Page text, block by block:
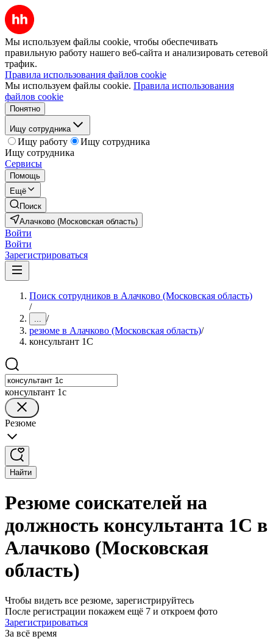
Мы используем файлы cookie, чтобы обеспечивать
правильную работу нашего веб-сайта и анализировать сетевой
трафик.
Правила использования файлов cookie
Мы используем файлы cookie. Правила использования
файлов cookie
Понятно
Ищу сотрудника
Ищу работу
Ищу сотрудника
Ищу сотрудника
Сервисы
Помощь
Ещё
Поиск
Алачково (Московская область)
Войти
Войти
Зарегистрироваться
Поиск сотрудников в Алачково (Московская область)
/
... /
резюме в Алачково (Московская область)/
консультант 1С
консультант 1с
Резюме
Найти
Резюме соискателей на
должность консультанта 1С в
Алачково (Московская
область)
Чтобы видеть все резюме, зарегистрируйтесь
После регистрации покажем ещё 7 и откроем фото
Зарегистрироваться
За всё время